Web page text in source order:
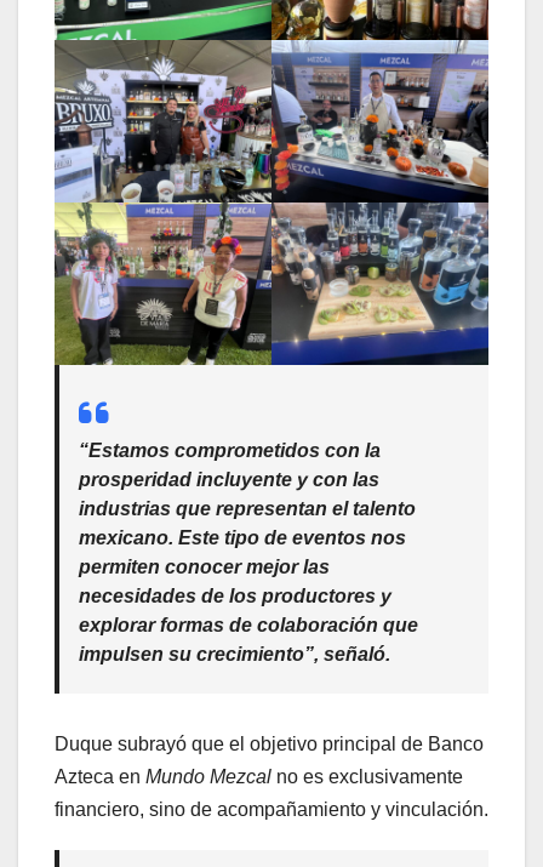
“Estamos comprometidos con la
prosperidad incluyente y con las
industrias que representan el talento
mexicano. Este tipo de eventos nos
permiten conocer mejor las
necesidades de los productores y
explorar formas de colaboración que
impulsen su crecimiento”, señaló.
Duque subrayó que el objetivo principal de Banco
Azteca en Mundo Mezcal no es exclusivamente
financiero, sino de acompañamiento y vinculación.